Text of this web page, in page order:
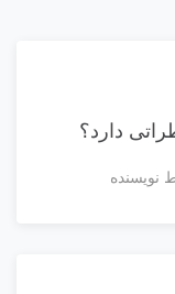
دارد؟
نویسنده